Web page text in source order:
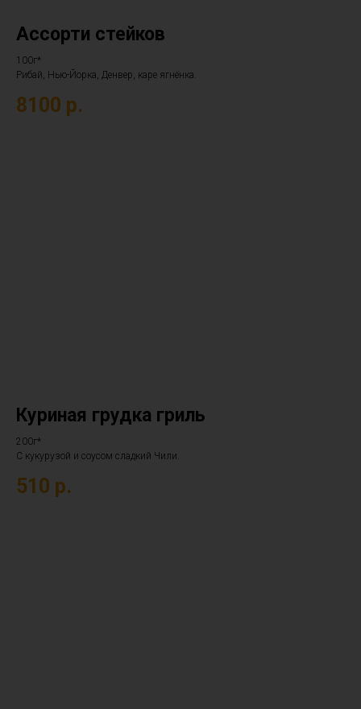
Ассорти стейков
100г*
Рибай, Нью-Йорка, Денвер, каре ягнёнка.
8100 р.
Куриная грудка гриль
200г*
С кукурузой и соусом сладкий Чили.
510 р.